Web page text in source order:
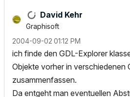
David Kehr
Graphisoft
‎2004-09-02 01:12 PM
ich finde den GDL-Explorer
Objekte vorher in verschiedenen
zusammenfassen.
Da entgeht man eventuellen